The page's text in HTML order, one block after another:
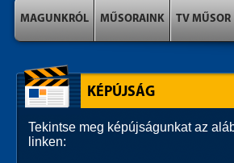
MAGUNKRÓL MŰSORAINK TV MŰSOR
KÉPÚJSÁG
Tekintse meg képújságunkat az
linken: